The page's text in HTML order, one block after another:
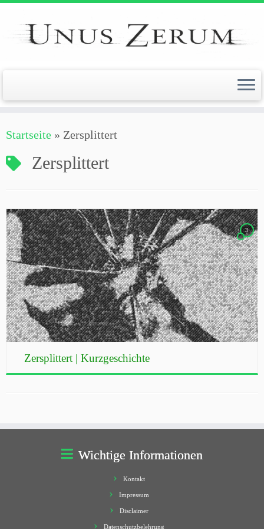
Zum
springen
Startseite » Zersplittert
Zersplittert
3
Zersplittert | Kurzgeschichte
Wichtige Informationen
Kontakt
Impressum
Disclaimer
Datenschutzbelehrung